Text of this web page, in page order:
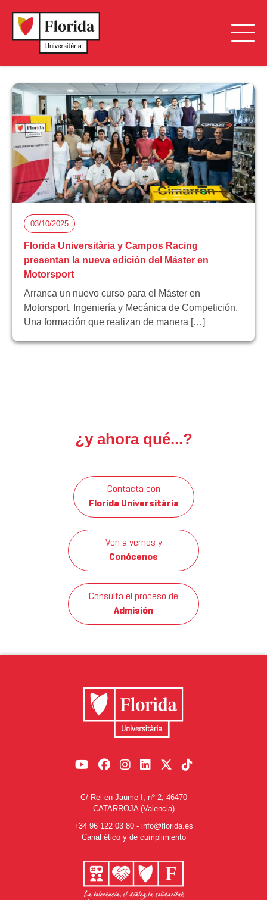
03/10/2025
Florida Universitària y Campos Racing
presentan la nueva edición del Máster en
Motorsport
Arranca un nuevo curso para el Máster en
Motorsport. Ingeniería y Mecánica de Competición.
Una formación que realizan de manera […]
¿y ahora qué...?
Contacta con
Florida Universitària
Ven a vernos y
Conócenos
Consulta el proceso de
Admisión
C/ Rei en Jaume I, nº 2, 46470
CATARROJA (Valencia)
+34 96 122 03 80 - info@florida.es
Canal ético y de cumplimiento